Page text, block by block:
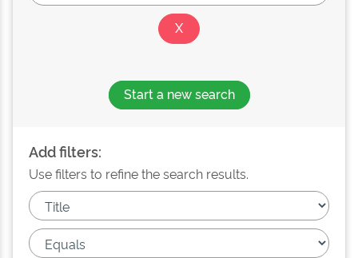
Start a new search
Add filters:
Use filters to refine the search results.